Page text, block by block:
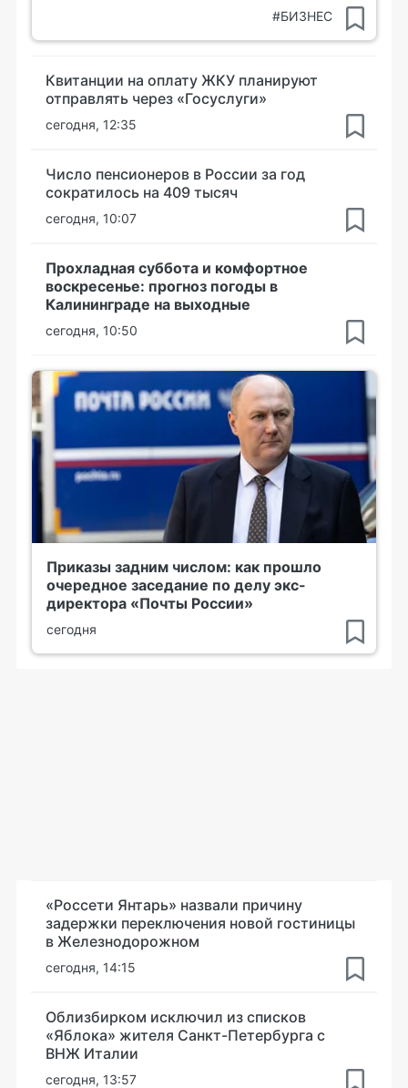
#БИЗНЕС
Квитанции на оплату ЖКУ планируют
отправлять через «Госуслуги»
сегодня, 12:35
Число пенсионеров в России за год
сократилось на 409 тысяч
сегодня, 10:07
Прохладная суббота и комфортное
воскресенье: прогноз погоды в
Калининграде на выходные
сегодня, 10:50
Приказы задним числом: как прошло
очередное заседание по делу экс-
директора «Почты России»
сегодня
«Россети Янтарь» назвали причину
задержки переключения новой гостиницы
в Железнодорожном
сегодня, 14:15
Облизбирком исключил из списков
«Яблока» жителя Санкт-Петербурга с
ВНЖ Италии
сегодня, 13:57